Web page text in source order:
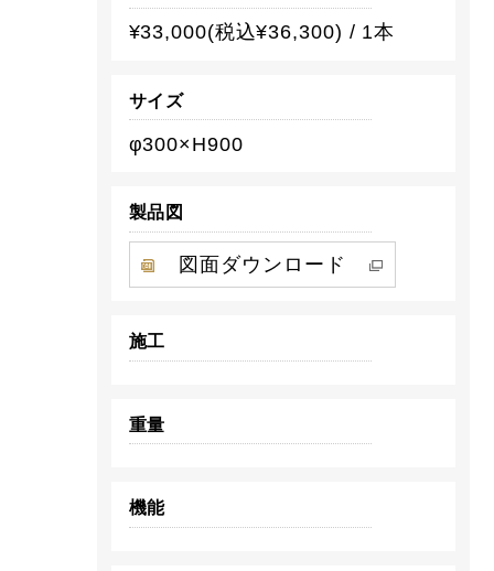
¥33,000(税込¥36,300) / 1本
サイズ
φ300×H900
製品図
図面ダウンロード
施工
重量
機能